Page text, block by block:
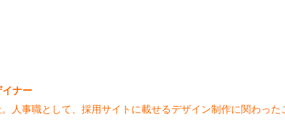
ナー
人事職として、採用サイトに載せるデザイン制作に関わった